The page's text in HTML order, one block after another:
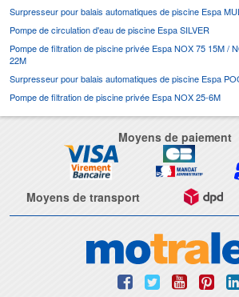
Surpresseur pour balais automatiques de piscine Espa
Pompe de circulation d'eau de piscine Espa SILVER
Pompe de filtration de piscine privée Espa NOX 75 15M /
22M
Surpresseur pour balais automatiques de piscine Espa
Pompe de filtration de piscine privée Espa NOX 25-6M
Moyens de paiement
Moyens de transport